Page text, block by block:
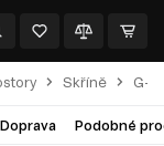
Skříně G-
Doprava Podobné